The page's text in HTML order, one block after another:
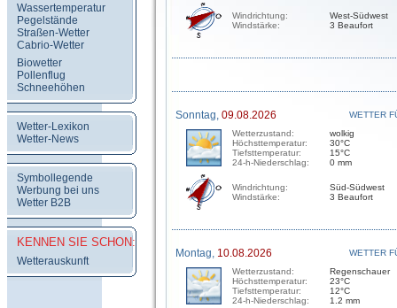
Wassertemperatur
Pegelstände
Straßen-Wetter
Cabrio-Wetter
Biowetter
Pollenflug
Schneehöhen
Wetter-Lexikon
Wetter-News
Symbollegende
Werbung bei uns
Wetter B2B
KENNEN SIE SCHON:
Wetterauskunft
Windrichtung:
Windstärke:
West-Südwest
3 Beaufort
Sonntag, 09.08.2026
WETTER
Wetterzustand:
Höchsttemperatur:
Tiefsttemperatur:
24-h-Niederschlag:
wolkig
30°C
15°C
0 mm
Windrichtung:
Windstärke:
Süd-Südwest
3 Beaufort
Montag, 10.08.2026
WETTER
Wetterzustand:
Höchsttemperatur:
Tiefsttemperatur:
24-h-Niederschlag:
Regenschauer
23°C
12°C
1.2 mm